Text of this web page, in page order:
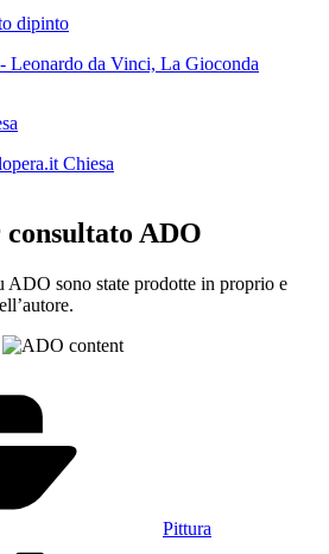
dipinto
ADO
ADO sono state prodotte in proprio e
Pittura